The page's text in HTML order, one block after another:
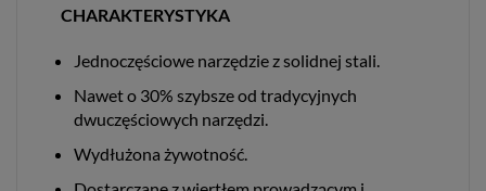
CHARAKTERYSTYKA
Jednoczęściowe narzędzie z solidnej stali.
Nawet o 30% szybsze od tradycyjnych
dwuczęściowych narzędzi.
Wydłużona żywotność.